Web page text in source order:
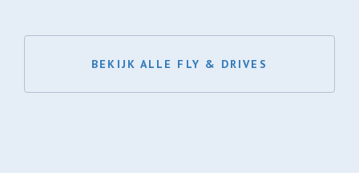
BEKIJK ALLE FLY & DRIVES